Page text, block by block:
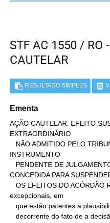
STF AC 1550 / RO
CAUTELAR
RESULTADO SIMPLES
Ementa
AÇÃO CAUTELAR. EFEITO
EXTRAORDINÁRIO
INSTRUMENTO
CONCEDIDA PARA
excepcionais, em